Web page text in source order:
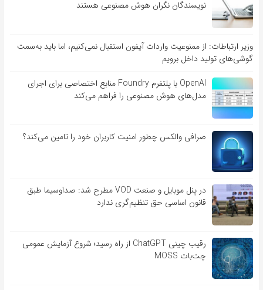
نویسندگان نگران هوش مصنوعی هستند
وزیر ارتباطات: از ممنوعیت واردات آیفون استقبال نمی‌کنیم، اما باید به‌سمت
گوشی‌های تولید داخل برویم
OpenAI با پلتفرم Foundry منابع اختصاصی برای اجرای
مدل‌های هوش مصنوعی را فراهم می‌کند
صرافی والکس چطور امنیت کاربران خود را تامین می‌کند؟
در پنل موبایل و صنعت VOD مطرح شد: صداوسیما طبق
قانون اساسی حق تنظیم‌گری ندارد
رقیب چینی ChatGPT از راه رسید؛ شروع آزمایش عمومی
چت‌بات MOSS